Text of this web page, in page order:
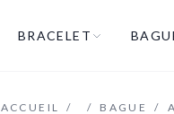
BRACELET
ACCUEIL / / BAGUE /